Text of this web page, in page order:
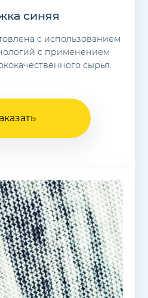
синяя
с использованием
с применением
сырья.